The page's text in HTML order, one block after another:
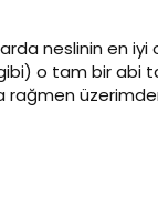
neslinin en
o tam bir
üzerimden